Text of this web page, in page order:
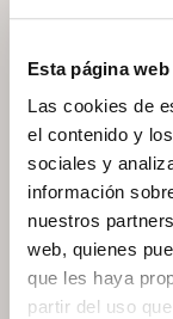
Esta página
Las cookies de
el contenido y
sociales y
información
nuestros
web, quienes
que les haya
partir del uso
las teclas de un